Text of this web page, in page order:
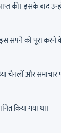
की। इसके बाद
सपने को पूरा करने
चैनलों और
किया गया था।